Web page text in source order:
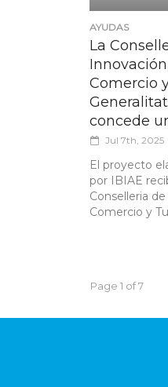
AYUDAS
La
Comercio
concede
Jul 7th, 2025
El proyecto
por IBIAE
Conselleria
Comercio y
Page 1 of 7